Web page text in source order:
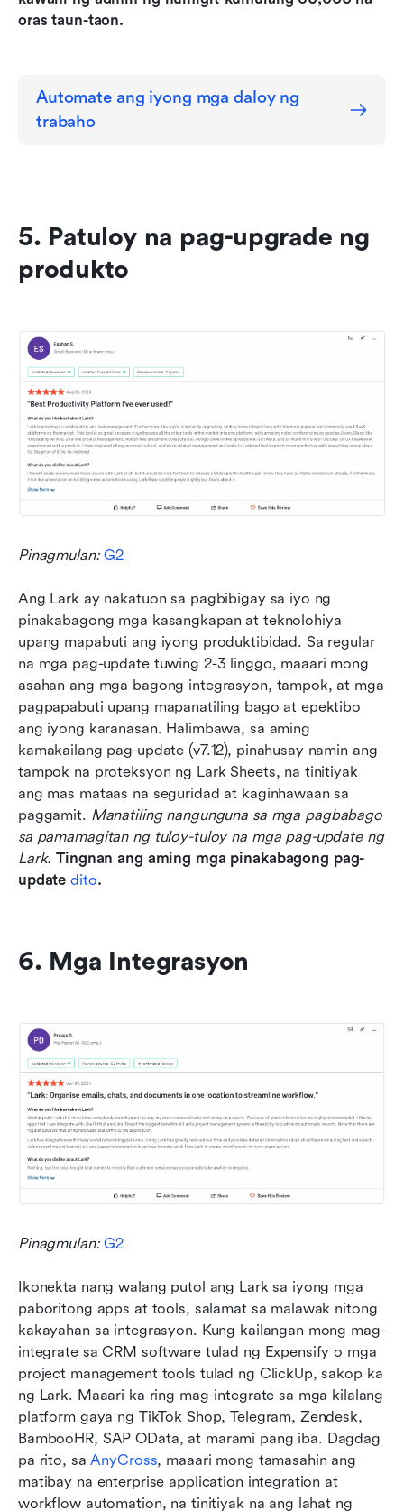
oras taun-taon.
Automate ang iyong mga daloy ng
trabaho
5. Patuloy na pag-upgrade ng
produkto
Pinagmulan: G2
Ang Lark ay nakatuon sa pagbibigay sa iyo ng
pinakabagong mga kasangkapan at teknolohiya
upang mapabuti ang iyong produktibidad. Sa regular
na mga pag-update tuwing 2-3 linggo, maaari mong
asahan ang mga bagong integrasyon, tampok, at mga
pagpapabuti upang mapanatiling bago at epektibo
ang iyong karanasan. Halimbawa, sa aming
kamakailang pag-update (v7.12), pinahusay namin ang
tampok na proteksyon ng Lark Sheets, na tinitiyak
ang mas mataas na seguridad at kaginhawaan sa
paggamit. Manatiling nangunguna sa mga pagbabago
sa pamamagitan ng tuloy-tuloy na mga pag-update ng
Lark. Tingnan ang aming mga pinakabagong pag-
update dito.
6. Mga Integrasyon
Pinagmulan: G2
Ikonekta nang walang putol ang Lark sa iyong mga
paboritong apps at tools, salamat sa malawak nitong
kakayahan sa integrasyon. Kung kailangan mong mag-
integrate sa CRM software tulad ng Expensify o mga
project management tools tulad ng ClickUp, sakop ka
ng Lark. Maaari ka ring mag-integrate sa mga kilalang
platform gaya ng TikTok Shop, Telegram, Zendesk,
BambooHR, SAP OData, at marami pang iba. Dagdag
pa rito, sa AnyCross, maaari mong tamasahin ang
matibay na enterprise application integration at
workflow automation, na tinitiyak na ang lahat ng